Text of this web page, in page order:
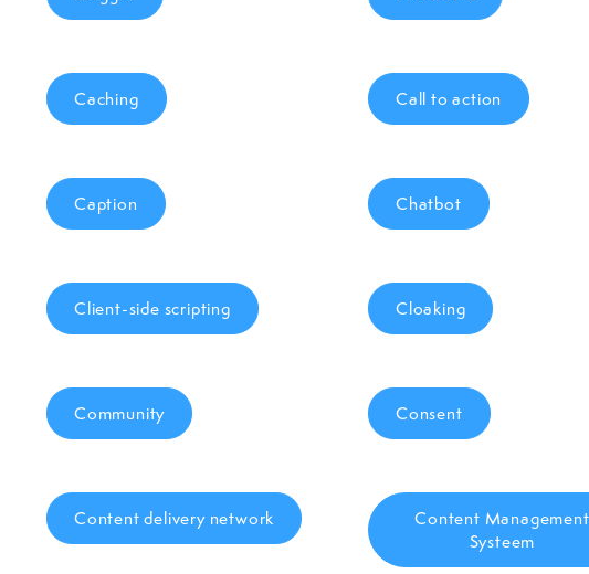
Caching Call to action
Caption Chatbot
Client-side scripting Cloaking
Community Consent
Content delivery network
Content Management
Systeem